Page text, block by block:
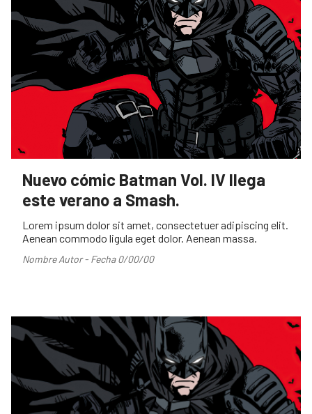
Nuevo cómic Batman Vol. IV llega
este verano a Smash.
Lorem ipsum dolor sit amet, consectetuer adipiscing elit.
Aenean commodo ligula eget dolor. Aenean massa.
Nombre Autor - Fecha 0/00/00